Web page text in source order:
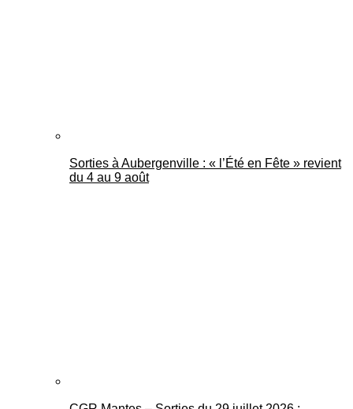
Sorties à Aubergenville : « l’Été en Fête » revient
du 4 au 9 août